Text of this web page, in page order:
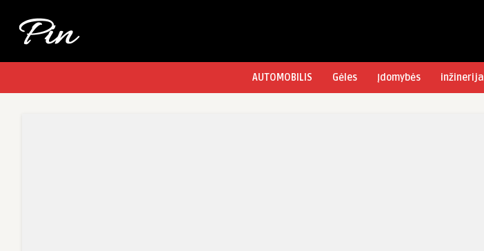
AUTOMOBILIS Gėles Įdomybės inžinerija